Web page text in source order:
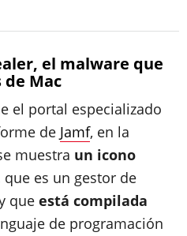
el malware que
Mac
el portal especializado
de Jamf, en la
muestra un icono
que es un gestor de
que está compilada
de programación